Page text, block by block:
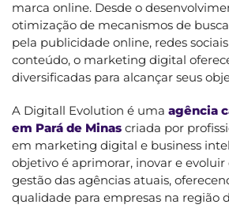
marca online. Desde o
otimização de mecanismos de busca
pela publicidade online, redes
conteúdo, o marketing digital
diversificadas para alcançar seus
A Digitall Evolution é uma agência
em Pará de Minas criada por
em marketing digital e business
objetivo é aprimorar, inovar e
gestão das agências atuais,
qualidade para empresas na região